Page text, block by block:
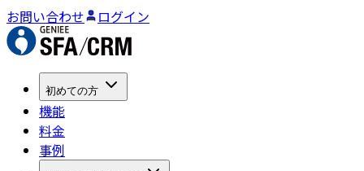
お問い合わせ ログイン
初めての方
機能
料金
事例